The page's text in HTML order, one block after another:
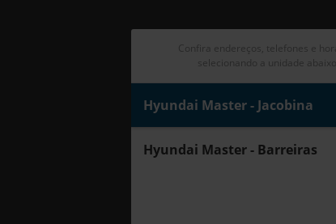
Confira endereços, telefones e
selecionando a unidade abaixo:
Hyundai Master - Jacobina
Hyundai Master - Barreiras